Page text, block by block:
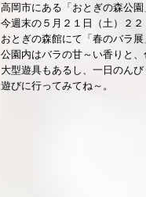
高岡市にある「おとぎの森公
今週末の５月２１日（土）２
おとぎの森館にて「春のバラ
公園内はバラの甘～い香りと
大型遊具もあるし、一日のん
遊びに行ってみてね～。